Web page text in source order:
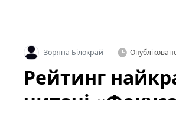
Зоряна Білокрай
Рейтинг
читачі